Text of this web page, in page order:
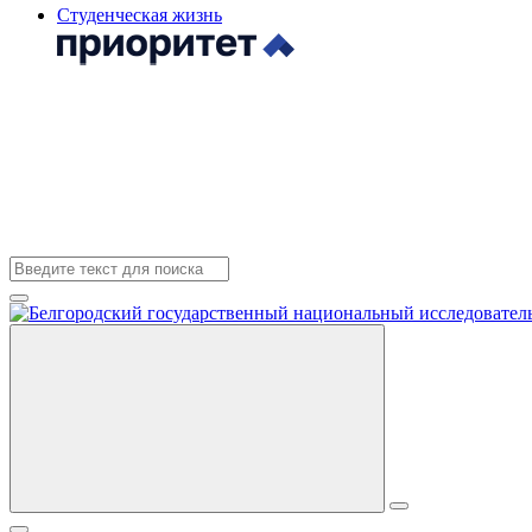
Студенческая жизнь